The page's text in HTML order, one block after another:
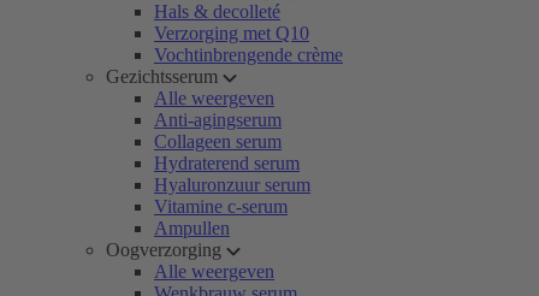
Hals & decolleté
Verzorging met Q10
Vochtinbrengende crème
Gezichtsserum
Alle weergeven
Anti-agingserum
Collageen serum
Hydraterend serum
Hyaluronzuur serum
Vitamine c-serum
Ampullen
Oogverzorging
Alle weergeven